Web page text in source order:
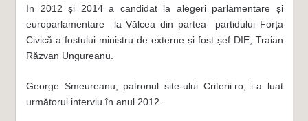
In 2012 și 2014 a candidat la alegeri parlamentare și
europarlamentare la Vălcea din partea partidului Forța
Civică a fostului ministru de externe și fost șef DIE, Traian
Răzvan Ungureanu.
George Smeureanu, patronul site-ului Criterii.ro, i-a luat
următorul interviu în anul 2012.